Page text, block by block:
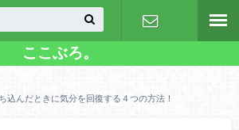
ここぶろ。
せ
込んだときに気分を回復する４つの方法！